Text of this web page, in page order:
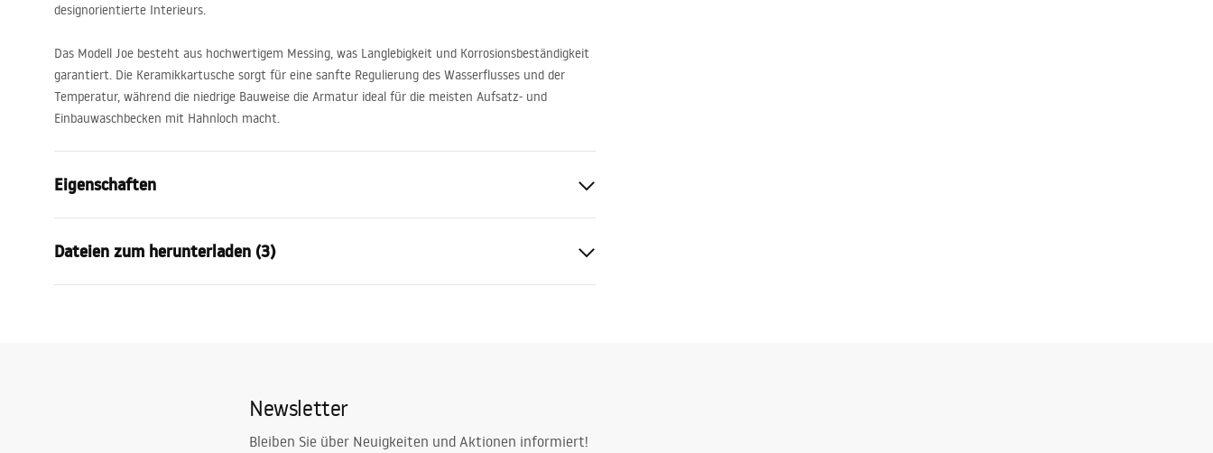
designorientierte Interieurs.
Das Modell Joe besteht aus hochwertigem Messing, was Langlebigkeit und Korrosionsbeständigkeit
garantiert. Die Keramikkartusche sorgt für eine sanfte Regulierung des Wasserflusses und der
Temperatur, während die niedrige Bauweise die Armatur ideal für die meisten Aufsatz- und
Einbauwaschbecken mit Hahnloch macht.
Eigenschaften
Montageart
Farbe
Gebürstetes Gold
165
PVD
Dateien zum herunterladen (3)
Safety_Information_Faucets.pdf
Newsletter
Bleiben Sie über Neuigkeiten und Aktionen informiert!